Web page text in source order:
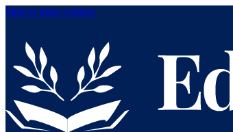
Skip to main content